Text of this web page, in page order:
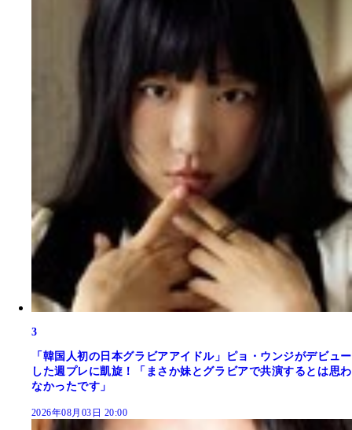
3
「韓国人初の日本グラビアアイドル」ピョ・ウンジがデビュー
した週プレに凱旋！「まさか妹とグラビアで共演するとは思わ
なかったです」
2026年08月03日 20:00